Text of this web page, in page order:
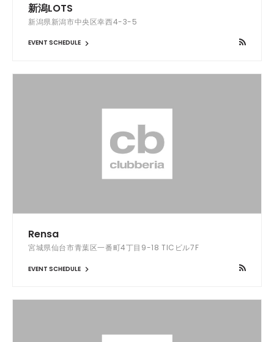
新潟LOTS
新潟県新潟市中央区幸西4-3-5
EVENT SCHEDULE
Rensa
宮城県仙台市青葉区一番町4丁目9-18 TICビル7F
EVENT SCHEDULE